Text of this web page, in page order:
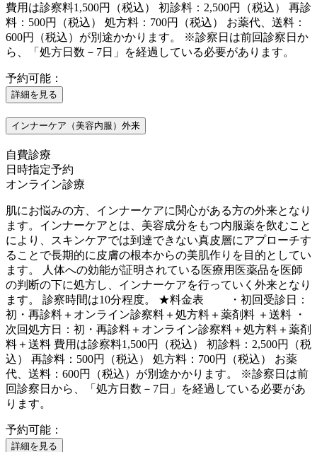
費用は診察料1,500円（税込） 初診料：2,500円（税込） 再診
料：500円（税込） 処方料：700円（税込） お薬代、送料：
600円（税込）が別途かかります。 ※診察日は前回診察日か
ら、「処方日数－7日」を経過している必要があります。
予約可能：
詳細を見る
インナーケア（美容内服）外来
自費診療
日時指定予約
オンライン診療
肌にお悩みの方、インナーケアに関心がある方の外来となり
ます。インナーケアとは、美容成分をもつ内服薬を飲むこと
により、スキンケアでは到達できない真皮層にアプローチす
ることで長期的に皮膚の根本からの美肌作りを目的としてい
ます。 人体への効能が証明されている医療用医薬品を医師
の判断の下に処方し、インナーケアを行っていく外来となり
ます。 診察時間は10分程度。 ★料金表 ・初回受診日：
初・再診料＋オンライン診察料＋処方料＋薬剤料 ＋送料 ・
次回処方日：初・再診料＋オンライン診察料＋処方料＋薬剤
料＋送料 費用は診察料1,500円（税込） 初診料：2,500円（税
込） 再診料：500円（税込） 処方料：700円（税込） お薬
代、送料：600円（税込）が別途かかります。 ※診察日は前
回診察日から、「処方日数－7日」を経過している必要があ
ります。
予約可能：
詳細を見る